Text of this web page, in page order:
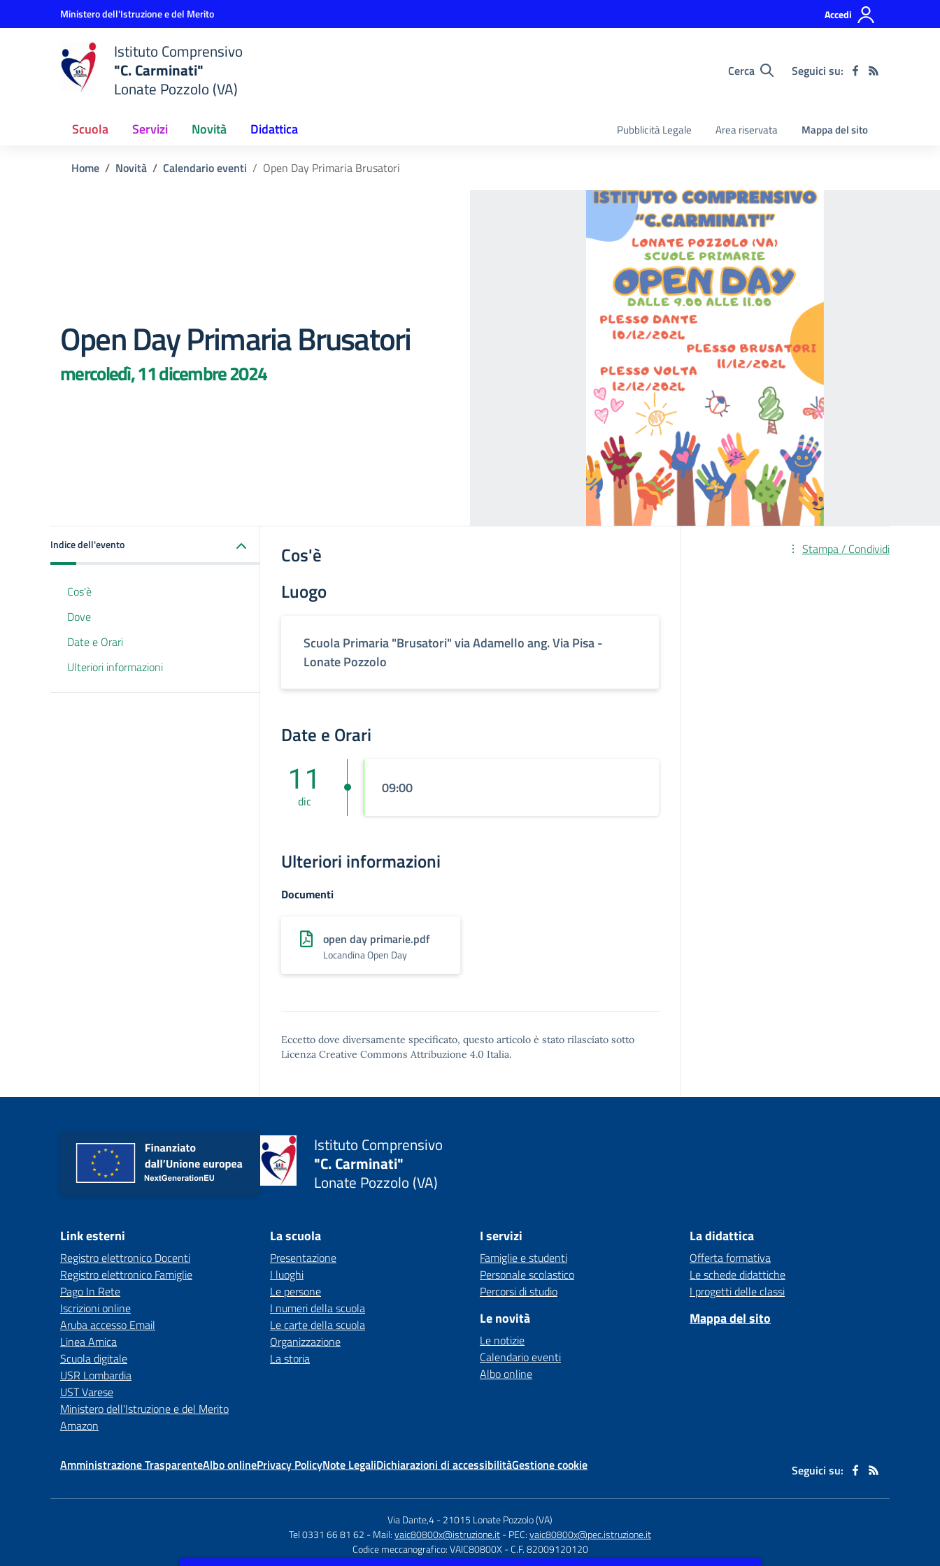
Vai ai contenuti
Vai al menu di navigazioneMinistero dell'Istruzione e del Merito Accedi
Istituto Comprensivo
"C. Carminati"
Lonate Pozzolo (VA)
Cerca Seguici su:
Scuola Servizi Novità Didattica Pubblicità Legale Area riservata Mappa del sito
Home Novità Calendario eventi Open Day Primaria Brusatori
Open Day Primaria Brusatori
mercoledì, 11 dicembre 2024
Indice dell'evento
Cos'è
Dove
Date e Orari
Ulteriori informazioni
Cos'è
Luogo
Scuola Primaria "Brusatori" via Adamello ang. Via Pisa -
Lonate Pozzolo
Date e Orari
11
dic
09:00
Ulteriori informazioni
Documenti
open day primarie.pdf
Locandina Open Day
Eccetto dove diversamente specificato, questo articolo è stato rilasciato sotto
Licenza Creative Commons Attribuzione 4.0 Italia.
Stampa / Condividi
Istituto Comprensivo
"C. Carminati"
Lonate Pozzolo (VA)
Link esterni
Registro elettronico Docenti
Registro elettronico Famiglie
Pago In Rete
Iscrizioni online
Aruba accesso Email
Linea Amica
Scuola digitale
USR Lombardia
UST Varese
Ministero dell'Istruzione e del Merito
Amazon
La scuola
Presentazione
I luoghi
Le persone
I numeri della scuola
Le carte della scuola
Organizzazione
La storia
I servizi
Famiglie e studenti
Personale scolastico
Percorsi di studio
Le novità
Le notizie
Calendario eventi
Albo online
La didattica
Offerta formativa
Le schede didattiche
I progetti delle classi
Mappa del sito
Amministrazione TrasparenteAlbo onlinePrivacy PolicyNote LegaliDichiarazioni di accessibilitàGestione cookie Seguici su:
Via Dante,4-21015 Lonate Pozzolo (VA)
Tel 0331 66 81 62 - Mail:vaic80800x@istruzione.it- PEC:vaic80800x@pec.istruzione.it
Codice meccanografico: VAIC80800X - C.F. 82009120120